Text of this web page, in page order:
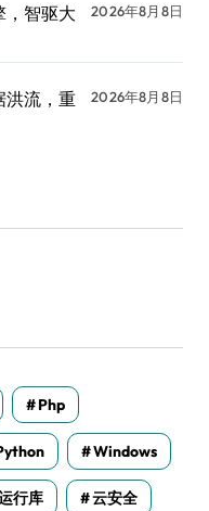
智驱大
2026年8月8日
洪流，重
2026年8月8日
Php
Windows
行库 云安全